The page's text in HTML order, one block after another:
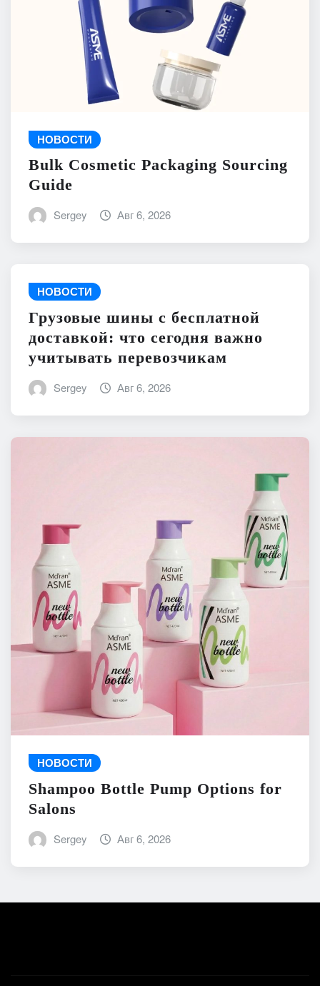
НОВОСТИ
Bulk Cosmetic Packaging Sourcing
Guide
Sergey Авг 6, 2026
НОВОСТИ
Грузовые шины с бесплатной
доставкой: что сегодня важно
учитывать перевозчикам
Sergey Авг 6, 2026
НОВОСТИ
Shampoo Bottle Pump Options for
Salons
Sergey Авг 6, 2026